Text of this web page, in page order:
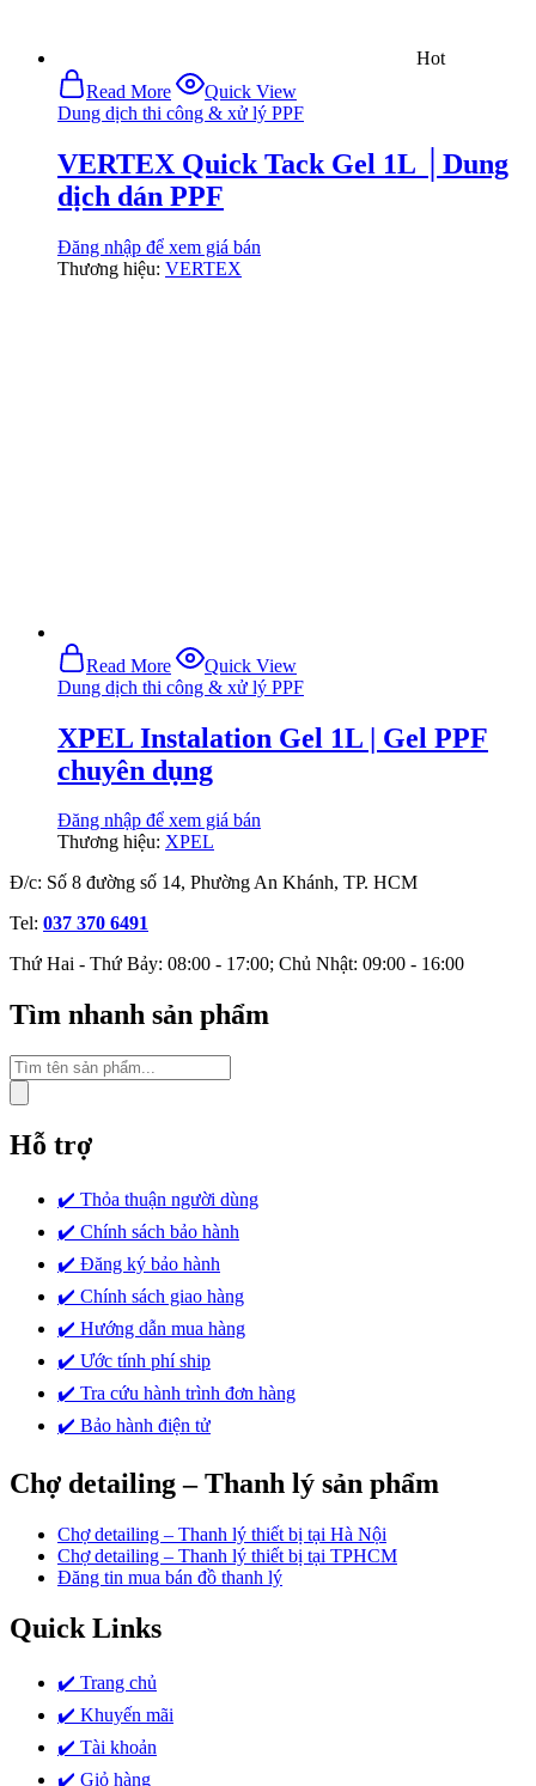
Hot
Read More
Quick View
Dung dịch thi công & xử lý PPF
VERTEX Quick Tack Gel 1L │Dung
dịch dán PPF
Đăng nhập để xem giá bán
Thương hiệu: VERTEX
Read More
Quick View
Dung dịch thi công & xử lý PPF
XPEL Instalation Gel 1L | Gel PPF
chuyên dụng
Đăng nhập để xem giá bán
Thương hiệu: XPEL
Đ/c: Số 8 đường số 14, Phường An Khánh, TP. HCM
Tel: 037 370 6491
Thứ Hai - Thứ Bảy: 08:00 - 17:00; Chủ Nhật: 09:00 - 16:00
Tìm nhanh sản phẩm
Tìm
kiếm
sản
phẩm
Hỗ trợ
✔️ Thỏa thuận người dùng
✔️ Chính sách bảo hành
✔️ Đăng ký bảo hành
✔️ Chính sách giao hàng
✔️ Hướng dẫn mua hàng
✔️ Ước tính phí ship
✔️ Tra cứu hành trình đơn hàng
✔️ Bảo hành điện tử
Chợ detailing – Thanh lý sản phẩm
Chợ detailing – Thanh lý thiết bị tại Hà Nội
Chợ detailing – Thanh lý thiết bị tại TPHCM
Đăng tin mua bán đồ thanh lý
Quick Links
✔️ Trang chủ
✔️ Khuyến mãi
✔️ Tài khoản
✔️ Giỏ hàng